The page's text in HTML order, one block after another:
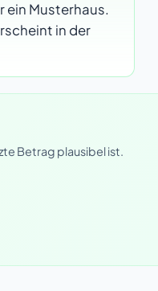
ein Musterhaus.
in der
Betrag plausibel ist.